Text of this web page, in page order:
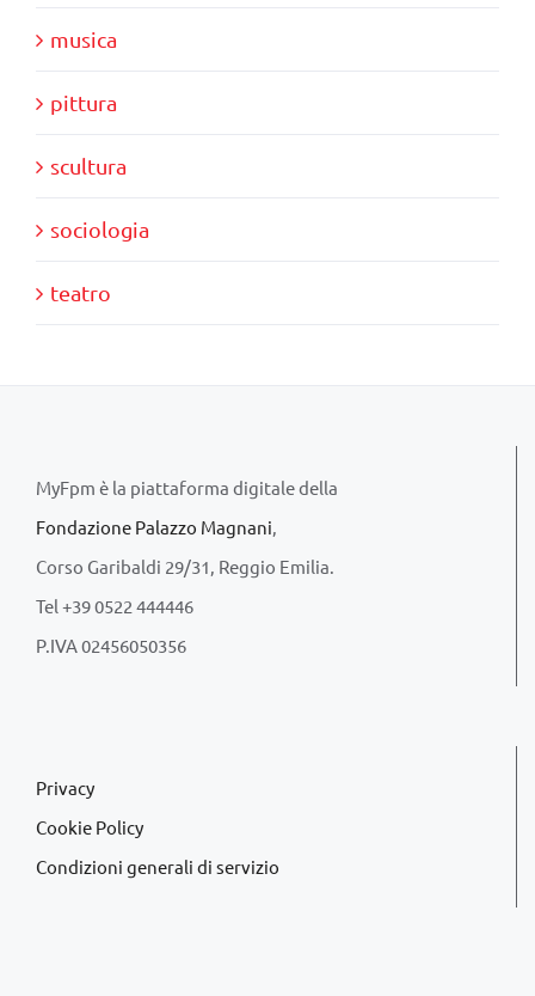
musica
pittura
scultura
sociologia
teatro
MyFpm è la piattaforma digitale della
Fondazione Palazzo Magnani,
Corso Garibaldi 29/31, Reggio Emilia.
Tel +39 0522 444446
P.IVA 02456050356
Privacy
Cookie Policy
Condizioni generali di servizio